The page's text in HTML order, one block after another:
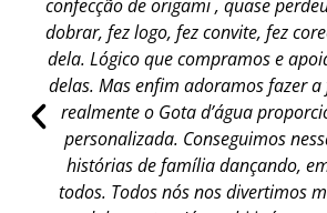
confecção de origami , quase
dobrar, fez logo, fez convite, fez
dela. Lógico que compramos e
delas. Mas enfim adoramos fazer a
realmente o Gota d’água
personalizada. Conseguimos
histórias de família dançando,
todos. Todos nós nos divertimos